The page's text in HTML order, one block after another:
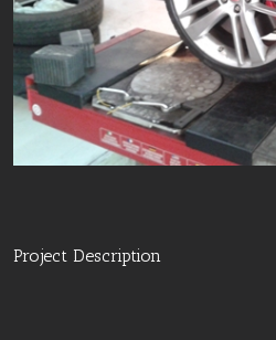
Project Description